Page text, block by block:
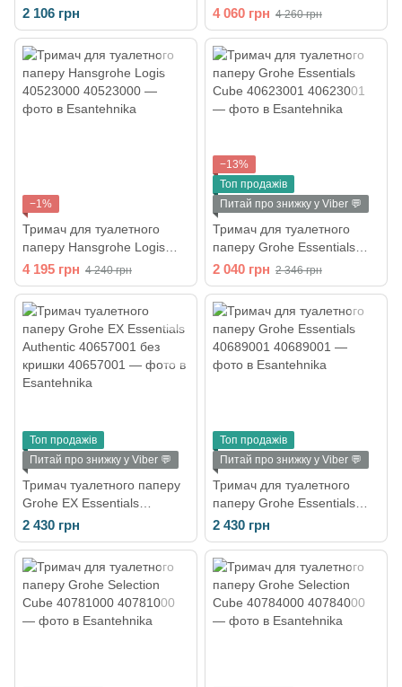
BauCosmopolitan 40457001
2 106 грн
40517000
4 060 грн 4 260 грн
−1%
Тримач для туалетного
паперу Hansgrohe Logis
40523000
4 195 грн 4 240 грн
−13%
Топ продажів
Питай про знижку у Viber 💬
Тримач для туалетного
паперу Grohe Essentials
Cube 40623001
2 040 грн 2 346 грн
Топ продажів
Питай про знижку у Viber 💬
Тримач туалетного паперу
Grohe EX Essentials
Authentic 40657001 без
кришки
2 430 грн
Топ продажів
Питай про знижку у Viber 💬
Тримач для туалетного
паперу Grohe Essentials
40689001
2 430 грн